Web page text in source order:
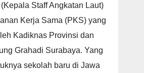
Staff Angkatan Laut)
Kerja Sama (PKS) yang
Kadiknas Provinsi dan
Grahadi Surabaya. Yang
sekolah baru di Jawa